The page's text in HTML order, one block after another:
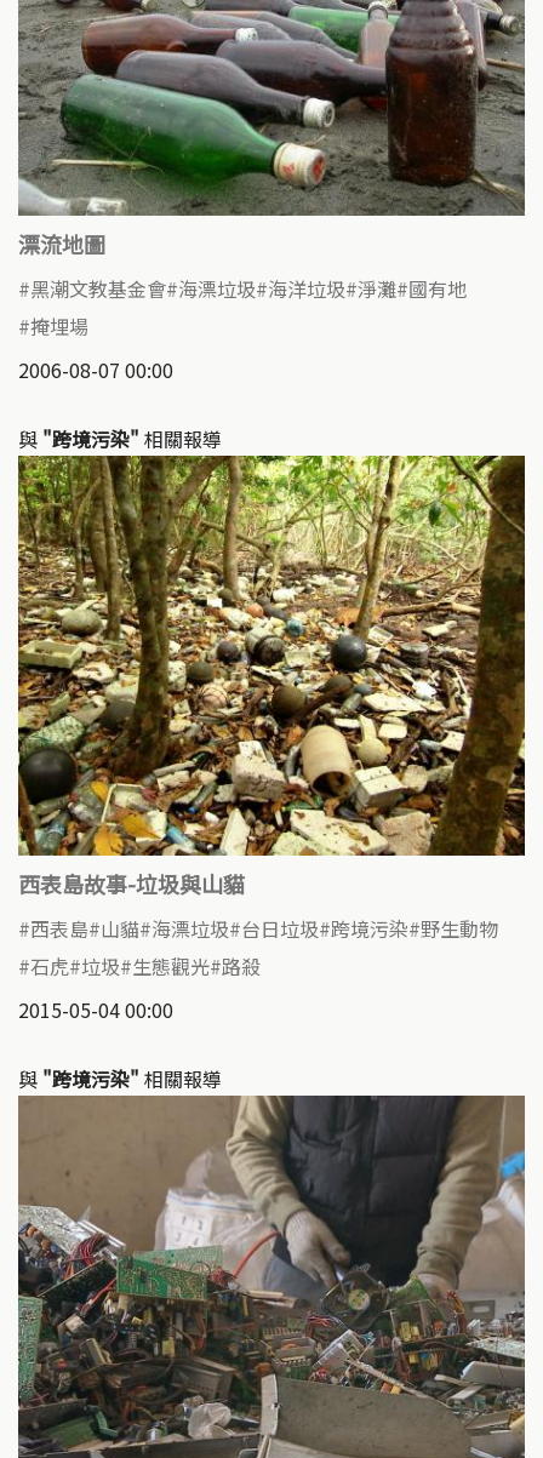
漂流地圖
黑潮文教基金會 海漂垃圾 海洋垃圾 淨灘 國有地
掩埋場
2006-08-07 00:00
與 "跨境污染" 相關報導
西表島故事-垃圾與山貓
西表島 山貓 海漂垃圾 台日垃圾 跨境污染 野生動物
石虎 垃圾 生態觀光 路殺
2015-05-04 00:00
與 "跨境污染" 相關報導